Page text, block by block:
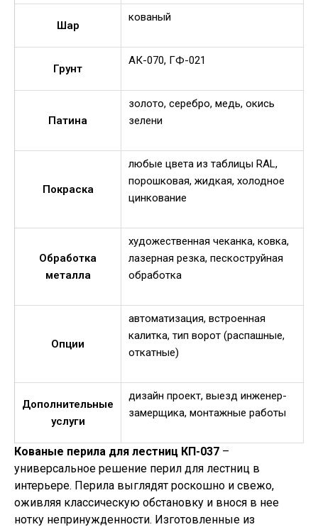
Шар
кованый
Грунт
АК-070, ГФ-021
Патина
золото, серебро, медь, окись
зелени
Покраска
любые цвета из таблицы RAL,
порошковая, жидкая, холодное
цинкование
Обработка
металла
художественная чеканка, ковка,
лазерная резка, пескоструйная
обработка
Опции
автоматизация, встроенная
калитка, тип ворот (распашные,
откатные)
Дополнительные
услуги
дизайн проект, выезд инженер-
замерщика, монтажные работы
Кованые перила для лестниц КП-037 –
универсальное решение перил для лестниц в
интерьере. Перила выглядят роскошно и свежо,
оживляя классическую обстановку и внося в нее
нотку непринужденности. Изготовленные из